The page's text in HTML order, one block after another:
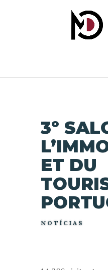
3º
ET DU
NOTÍCIAS